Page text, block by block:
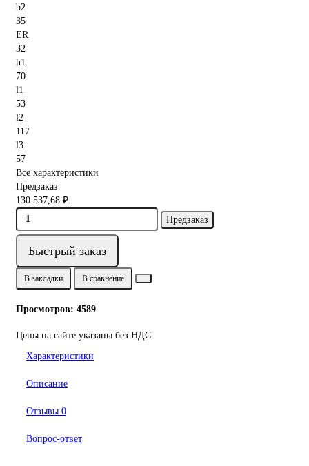
b2
35
ER
32
h1.
70
l1
53
l2
117
l3
57
Все характеристики
Предзаказ
130 537,68 ₽.
Предзаказ
Быстрый заказ
В закладки В сравнение
Просмотров: 4589
Цены на сайте указаны без НДС
Характеристики
Описание
Отзывы 0
Вопрос-ответ